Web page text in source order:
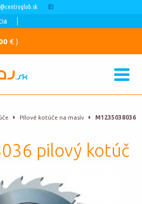
€ )
Pílové kotúče na masív
M1235038036
pilový kotúč